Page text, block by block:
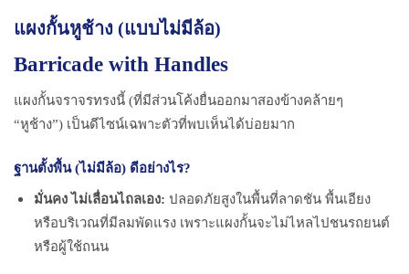
แผงกั้นหูช้าง (แบบไม่มีล้อ)
Barricade with Handles
แผงกั้นจราจรทรงนี้ (ที่มีส่วนโค้งยื่นออกมาสองข้างคล้ายๆ
“หูช้าง”) เป็นดีไซน์เฉพาะตัวที่พบเห็นได้บ่อยมาก
ฐานตั้งพื้น (ไม่มีล้อ) ดีอย่างไร?
มั่นคง ไม่เลื่อนไถลเอง: ปลอดภัยสูงในพื้นที่ลาดชัน พื้นเอียง
หรือบริเวณที่มีลมพัดแรง เพราะแผงกั้นจะไม่ไหลไปชนรถยนต์
หรือผู้ใช้ถนน